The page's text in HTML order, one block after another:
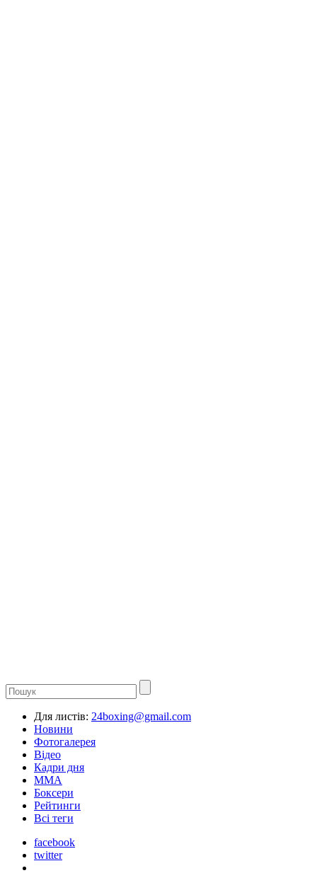
Для листів: 24boxing@gmail.com
Новини
Фотогалерея
Відео
Кадри дня
ММА
Боксери
Рейтинги
Всі теги
facebook
twitter